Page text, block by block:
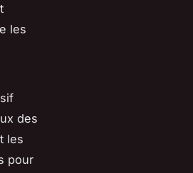
les
des
les
pour